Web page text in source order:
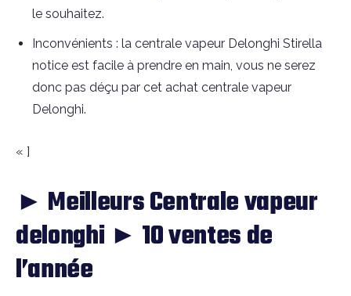
le souhaitez.
Inconvénients : la centrale vapeur Delonghi Stirella
notice est facile à prendre en main, vous ne serez
donc pas déçu par cet achat centrale vapeur
Delonghi.
« ]
► Meilleurs Centrale vapeur
delonghi ► 10 ventes de
l’année